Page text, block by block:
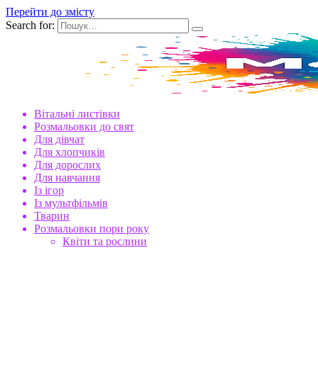
Перейти до змісту
Search for:
Вітальні листівки
Розмальовки до свят
Для дівчат
Для хлопчиків
Для дорослих
Для навчання
Із ігор
Із мультфільмів
Тварин
Розмальовки пори року
Квіти та рослини